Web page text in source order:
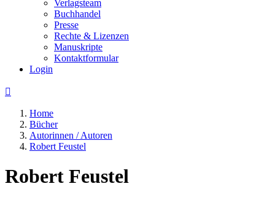
Verlagsteam
Buchhandel
Presse
Rechte & Lizenzen
Manuskripte
Kontaktformular
Login

Home
Bücher
Autorinnen / Autoren
Robert Feustel
Robert Feustel